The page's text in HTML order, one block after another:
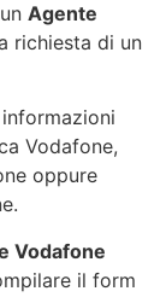
Agente
richiesta di un
Vodafone,
oppure
Vodafone
il form